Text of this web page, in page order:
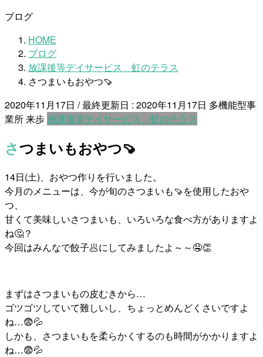
ブログ
HOME
ブログ
放課後等デイサービス 虹のテラス
さつまいもおやつ🍠
2020年11月17日 / 最終更新日 : 2020年11月17日 多機能型事
業所 来歩 放課後等デイサービス 虹のテラス
さつまいもおやつ🍠
14日(土)、おやつ作りを行いました。
今月のメニューは、今が旬のさつまいも🍠を使用したおや
つ、
甘くて美味しいさつまいも、いろいろな食べ方がありますよ
ね🤔？
今回はみんなで餃子🥟にしてみましたよ～～🤤👏
まずはさつまいもの皮むきから…
ゴツゴツしていて難しいし、ちょっとめんどくさいですよ
ね…😨💦
しかも、さつまいもを柔らかくするのも時間がかかりますよ
ね…😨💦